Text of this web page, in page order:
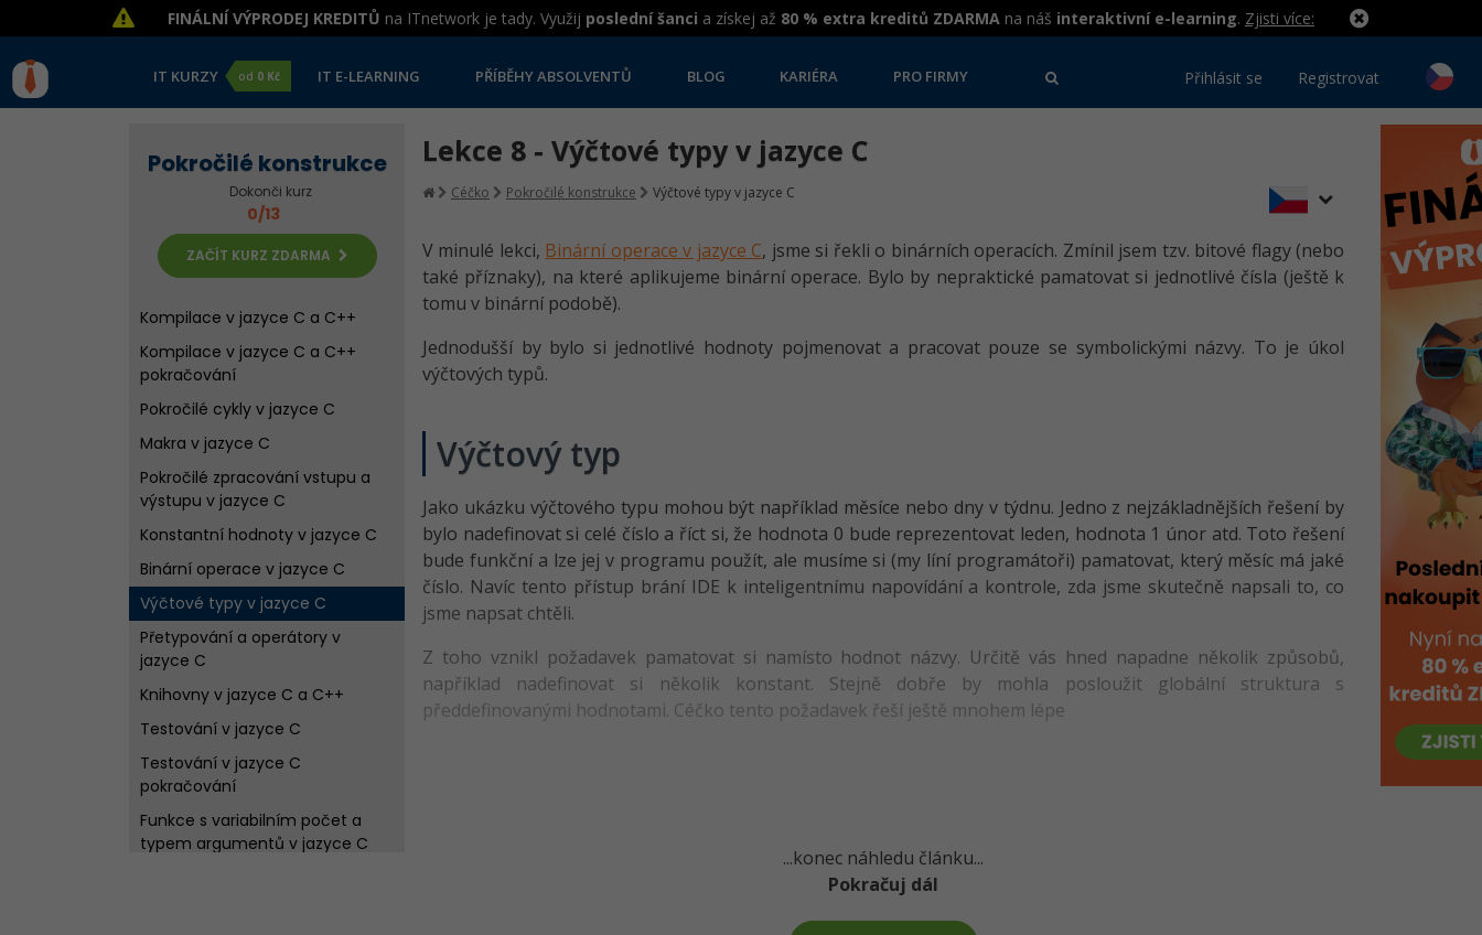
FINÁLNÍ VÝPRODEJ KREDITŮ na ITnetwork je tady. Využij poslední šanci a získej až 80 % extra kreditů ZDARMA na náš interaktivní e-learning. Zjisti více:
IT KURZY od 0 Kč IT E-LEARNING PŘÍBĚHY ABSOLVENTŮ BLOG KARIÉRA PRO FIRMY Přihlásit se Registrovat
Pokročilé konstrukce
Dokonči kurz
0/13
ZAČÍT KURZ ZDARMA
Kompilace v jazyce C a C++
Kompilace v jazyce C a C++
pokračování
Pokročilé cykly v jazyce C
Makra v jazyce C
Pokročilé zpracování vstupu a
výstupu v jazyce C
Konstantní hodnoty v jazyce C
Binární operace v jazyce C
Výčtové typy v jazyce C
Přetypování a operátory v
jazyce C
Knihovny v jazyce C a C++
Testování v jazyce C
Testování v jazyce C
pokračování
Funkce s variabilním počet a
typem argumentů v jazyce C
Lekce 8 - Výčtové typy v jazyce C
Céčko Pokročilé konstrukce Výčtové typy v jazyce C
V minulé lekci, Binární operace v jazyce C, jsme si řekli o binárních operacích. Zmínil jsem tzv. bitové flagy (nebo
také příznaky), na které aplikujeme binární operace. Bylo by nepraktické pamatovat si jednotlivé čísla (ještě k
tomu v binární podobě).
Jednodušší by bylo si jednotlivé hodnoty pojmenovat a pracovat pouze se symbolickými názvy. To je úkol
výčtových typů.
Výčtový typ
Jako ukázku výčtového typu mohou být například měsíce nebo dny v týdnu. Jedno z nejzákladnějších řešení by
bylo nadefinovat si celé číslo a říct si, že hodnota 0 bude reprezentovat leden, hodnota 1 únor atd. Toto řešení
bude funkční a lze jej v programu použít, ale musíme si (my líní programátoři) pamatovat, který měsíc má jaké
číslo. Navíc tento přístup brání IDE k inteligentnímu napovídání a kontrole, zda jsme skutečně napsali to, co
jsme napsat chtěli.
Z toho vznikl požadavek pamatovat si namísto hodnot názvy. Určitě vás hned napadne několik způsobů,
například nadefinovat si několik konstant. Stejně dobře by mohla posloužit globální struktura s
předdefinovanými hodnotami. Céčko tento požadavek řeší ještě mnohem lépe
...konec náhledu článku...
Pokračuj dál